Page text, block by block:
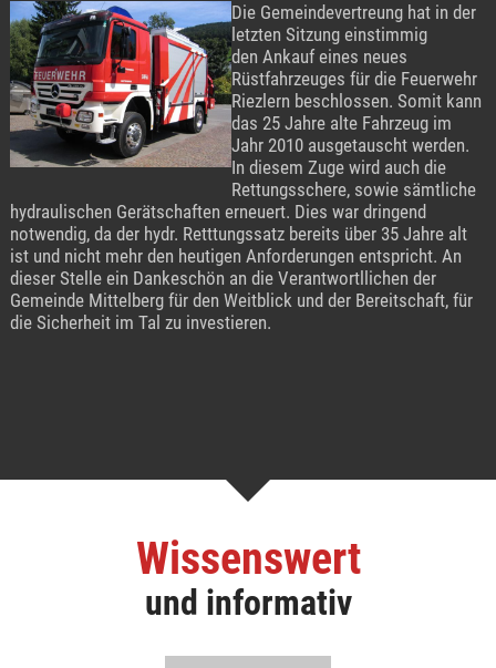
Die Gemeindevertreung hat in der
letzten Sitzung einstimmig
den Ankauf eines neues
Rüstfahrzeuges für die Feuerwehr
Riezlern beschlossen. Somit kann
das 25 Jahre alte Fahrzeug im
Jahr 2010 ausgetauscht werden.
In diesem Zuge wird auch die
Rettungsschere, sowie sämtliche
hydraulischen Gerätschaften erneuert. Dies war dringend
notwendig, da der hydr. Retttungssatz bereits über 35 Jahre alt
ist und nicht mehr den heutigen Anforderungen entspricht. An
dieser Stelle ein Dankeschön an die Verantwortllichen der
Gemeinde Mittelberg für den Weitblick und der Bereitschaft, für
die Sicherheit im Tal zu investieren.
Wissenswert
und informativ